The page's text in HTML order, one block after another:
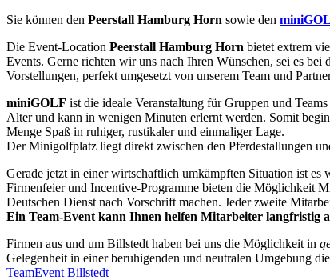
Sie können den Peerstall Hamburg Horn sowie den
Die Event-Location Peerstall Hamburg Horn bietet extrem
Events. Gerne richten wir uns nach Ihren Wünschen, sei es
Vorstellungen, perfekt umgesetzt von unserem Team und
miniGOLF ist die ideale Veranstaltung für Gruppen und
Alter und kann in wenigen Minuten erlernt werden. Somit
Menge Spaß in ruhiger, rustikaler und einmaliger Lage.
Der Minigolfplatz liegt direkt zwischen den Pferdestallungen
Gerade jetzt in einer wirtschaftlich umkämpften Situation ist
Firmenfeier und Incentive-Programme bieten die Möglichkeit
Deutschen Dienst nach Vorschrift machen. Jeder zweite
Ein Team-Event kann Ihnen helfen Mitarbeiter langfristig
Firmen aus und um Billstedt haben bei uns die Möglichkeit in
Gelegenheit in einer beruhigenden und neutralen Umgebung
TeamEvent Billstedt